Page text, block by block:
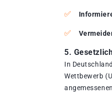
5.
In
Wettbewerb